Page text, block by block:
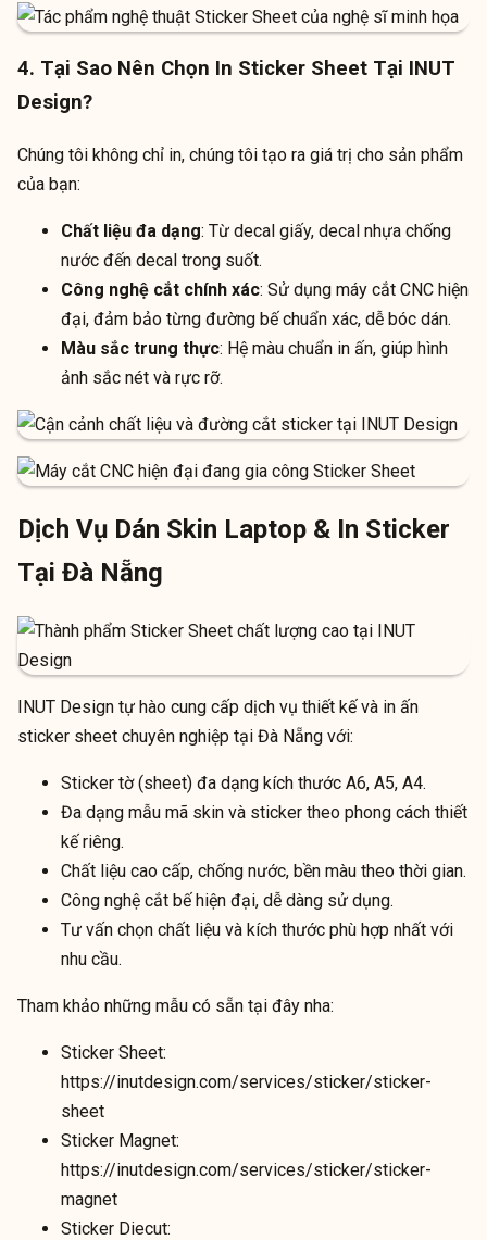
4. Tại Sao Nên Chọn In Sticker Sheet Tại INUT
Design?
Chúng tôi không chỉ in, chúng tôi tạo ra giá trị cho sản phẩm
của bạn:
Chất liệu đa dạng: Từ decal giấy, decal nhựa chống
nước đến decal trong suốt.
Công nghệ cắt chính xác: Sử dụng máy cắt CNC hiện
đại, đảm bảo từng đường bế chuẩn xác, dễ bóc dán.
Màu sắc trung thực: Hệ màu chuẩn in ấn, giúp hình
ảnh sắc nét và rực rỡ.
Dịch Vụ Dán Skin Laptop & In Sticker
Tại Đà Nẵng
INUT Design tự hào cung cấp dịch vụ thiết kế và in ấn
sticker sheet chuyên nghiệp tại Đà Nẵng với:
Sticker tờ (sheet) đa dạng kích thước A6, A5, A4.
Đa dạng mẫu mã skin và sticker theo phong cách thiết
kế riêng.
Chất liệu cao cấp, chống nước, bền màu theo thời gian.
Công nghệ cắt bế hiện đại, dễ dàng sử dụng.
Tư vấn chọn chất liệu và kích thước phù hợp nhất với
nhu cầu.
Tham khảo những mẫu có sẵn tại đây nha:
Sticker Sheet:
https://inutdesign.com/services/sticker/sticker-
sheet
Sticker Magnet:
https://inutdesign.com/services/sticker/sticker-
magnet
Sticker Diecut: